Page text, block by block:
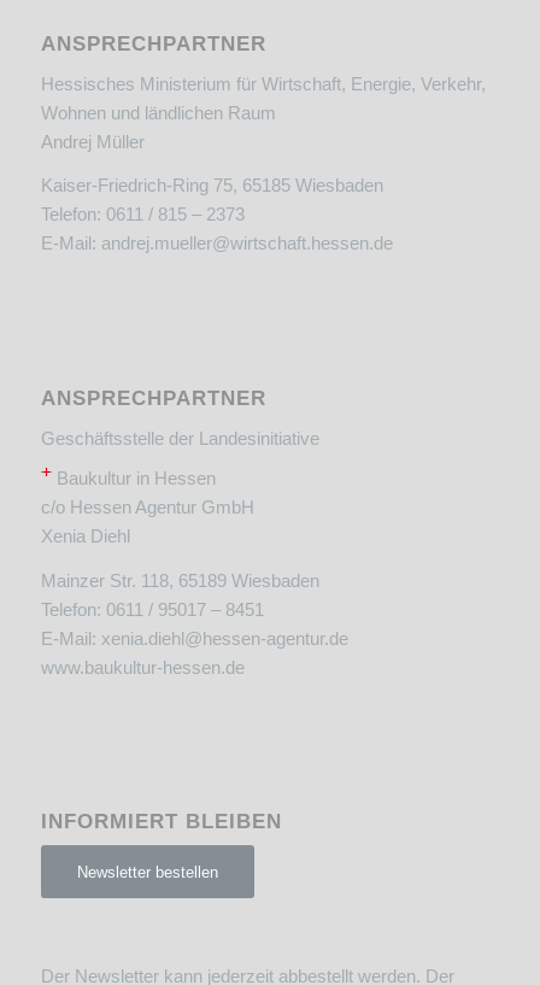
ANSPRECHPARTNER
Hessisches Ministerium für Wirtschaft, Energie, Verkehr,
Wohnen und ländlichen Raum
Andrej Müller
Kaiser-Friedrich-Ring 75, 65185 Wiesbaden
Telefon: 0611 / 815 – 2373
E-Mail: andrej.mueller@wirtschaft.hessen.de
ANSPRECHPARTNER
Geschäftsstelle der Landesinitiative
+Baukultur in Hessen
c/o Hessen Agentur GmbH
Xenia Diehl
Mainzer Str. 118, 65189 Wiesbaden
Telefon: 0611 / 95017 – 8451
E-Mail: xenia.diehl@hessen-agentur.de
www.baukultur-hessen.de
INFORMIERT BLEIBEN
Newsletter bestellen
Der Newsletter kann jederzeit abbestellt werden. Der